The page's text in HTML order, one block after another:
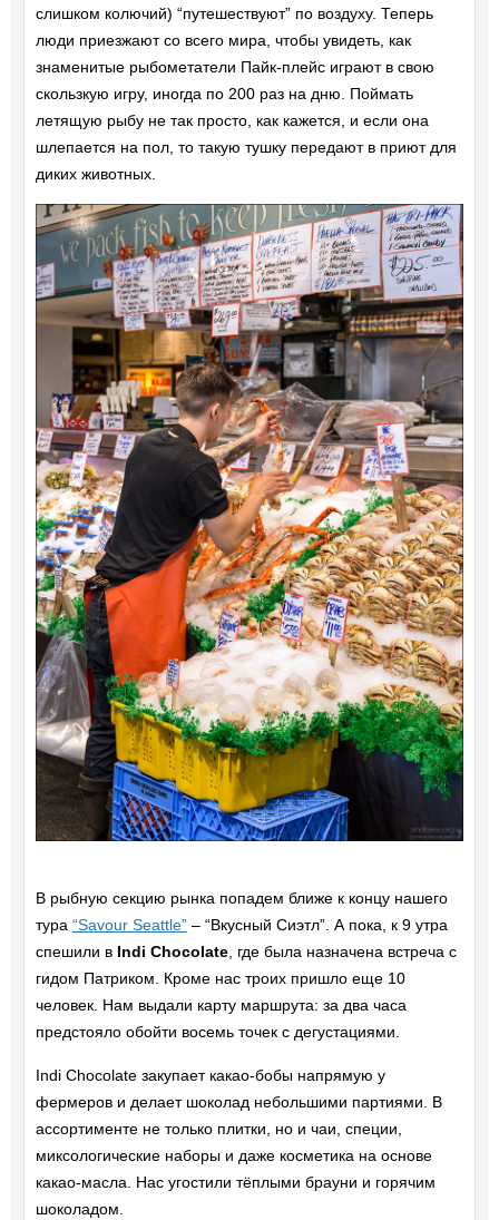
слишком колючий) “путешествуют” по воздуху. Теперь
люди приезжают со всего мира, чтобы увидеть, как
знаменитые рыбометатели Пайк-плейс играют в свою
скользкую игру, иногда по 200 раз на дню. Поймать
летящую рыбу не так просто, как кажется, и если она
шлепается на пол, то такую тушку передают в приют для
диких животных.
В рыбную секцию рынка попадем ближе к концу нашего
тура “Savour Seattle”– “Вкусный Сиэтл”. А пока, к 9 утра
спешили в Indi Chocolate, где была назначена встреча с
гидом Патриком. Кроме нас троих пришло еще 10
человек. Нам выдали карту маршрута: за два часа
предстояло обойти восемь точек с дегустациями.
Indi Chocolate закупает какао-бобы напрямую у
фермеров и делает шоколад небольшими партиями. В
ассортименте не только плитки, но и чаи, специи,
миксологические наборы и даже косметика на основе
какао-масла. Нас угостили тёплыми брауни и горячим
шоколадом.